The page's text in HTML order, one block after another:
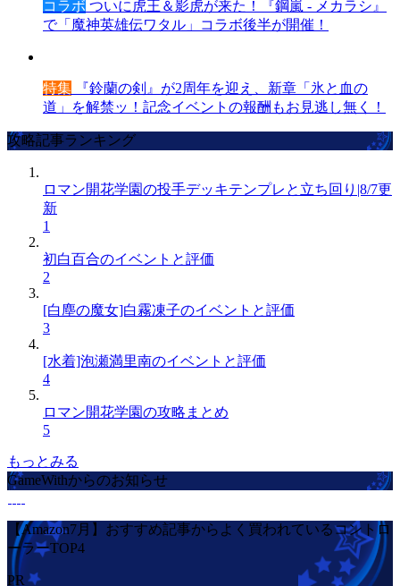
コラボ ついに虎王＆影虎が来た！『鋼嵐 - メカラシ』
で「魔神英雄伝ワタル」コラボ後半が開催！
特集 『鈴蘭の剣』が2周年を迎え、新章「氷と血の
道」を解禁ッ！記念イベントの報酬もお見逃し無く！
攻略記事ランキング
ロマン開花学園の投手デッキテンプレと立ち回り|8/7更
新
1
初白百合のイベントと評価
2
[白塵の魔女]白霧凍子のイベントと評価
3
[水着]泡瀬満里南のイベントと評価
4
ロマン開花学園の攻略まとめ
5
もっとみる
GameWithからのお知らせ
【Amazon7月】おすすめ記事からよく買われているコントロ
ーラーTOP4
PR